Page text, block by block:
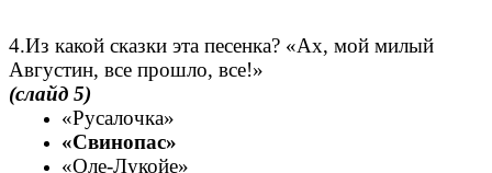
4.Из какой сказки эта песенка? «Ах, мой милый
Августин, все прошло, все!»
(слайд 5)
«Русалочка»
«Свинопас»
«Оле-Лукойе»